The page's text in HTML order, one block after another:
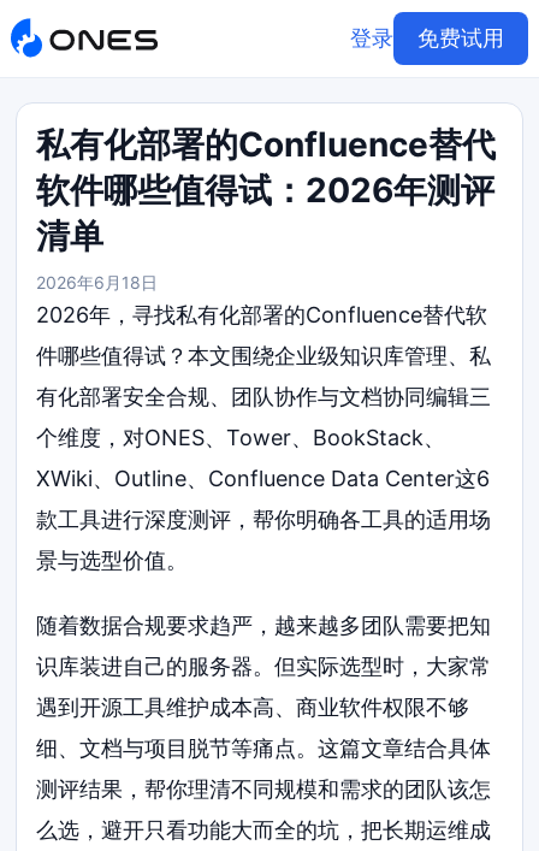
登录 免费试用
私有化部署的Confluence替代
软件哪些值得试：2026年测评
清单
2026年6月18日
2026年，寻找私有化部署的Confluence替代软
件哪些值得试？本文围绕企业级知识库管理、私
有化部署安全合规、团队协作与文档协同编辑三
个维度，对ONES、Tower、BookStack、
XWiki、Outline、Confluence Data Center这6
款工具进行深度测评，帮你明确各工具的适用场
景与选型价值。
随着数据合规要求趋严，越来越多团队需要把知
识库装进自己的服务器。但实际选型时，大家常
遇到开源工具维护成本高、商业软件权限不够
细、文档与项目脱节等痛点。这篇文章结合具体
测评结果，帮你理清不同规模和需求的团队该怎
么选，避开只看功能大而全的坑，把长期运维成